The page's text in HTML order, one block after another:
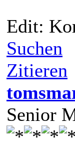
Edit:
Suchen
Zitieren
Senior